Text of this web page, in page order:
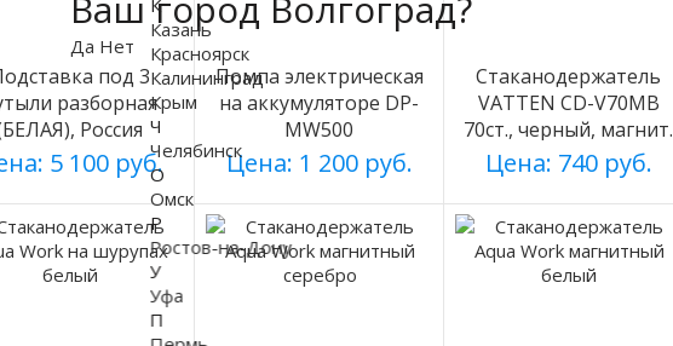
под 3
разборная
Россия
5 100 руб.
Помпа электрическая
на аккумуляторе DP-
MW500
Цена: 1 200 руб.
Стаканодержатель
VATTEN CD-V70MB
70ст., черный, магнит.
Цена: 740 руб.
Да Нет
Казань
Красноярск
Калининград
Крым
Ч
Челябинск
О
Омск
Р
Ростов-на-Дону
У
Уфа
П